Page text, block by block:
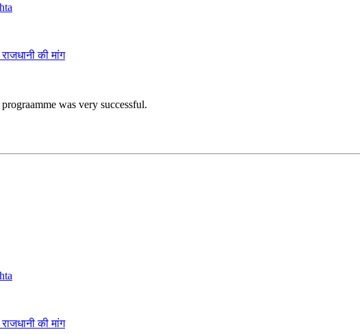
की मांग
was very successful.
की मांग